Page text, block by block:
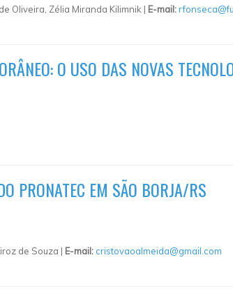
Oliveira, Zélia Miranda Kilimnik | E-mail:
O USO DAS NOVAS
PRONATEC EM SÃO BORJA/RS
de Souza | E-mail: cristovaoalmeida@gmail.com